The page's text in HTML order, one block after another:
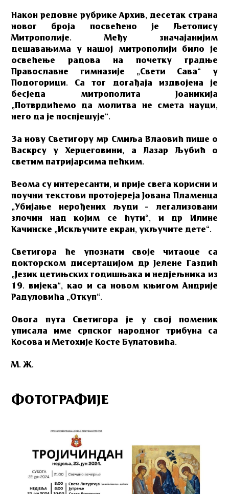
Након редовне рубрике Архив, десетак страна
новог броја посвећено је Љетопису
Митрополије. Међу значајанијим
дешавањима у нашој митрополији било је
освећење радова на почетку градње
Православне гимназије „Свети Сава“ у
Подогорици. Са тог догађаја издвојена је
бесједа митрополита Јоаникија
„Потврдићемо да молитва не смета науци,
него да је поспјешује“.
За нову Светигору мр Смиља Влаовић пише о
Васкрсу у Херцеговини, а Лазар Љубић о
светим патријарсима пећким.
Веома су интересанти, и прије свега корисни и
поучни текстови протојереја Јована Пламенца
„Убијање нерођених људи – легализовани
злочин над којим се ћути“, и др Илине
Качинске „Искључите екран, укључите дете“.
Светигора ће упознати своје читаоце са
докторском дисертацијом др Јелене Газдић
„Језик цетињских годишњака и недјељника из
19. вијека”, као и са новом књигом Андрије
Радуловића „Откуп“.
Овога пута Светигора је у свој поменик
уписала име српског народног трибуна са
Косова и Метохије Косте Булатовића.
М. Ж.
ФОТОГРАФИЈЕ